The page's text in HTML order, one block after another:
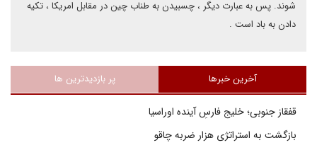
شوند. پس به عبارت دیگر ، چسبیدن به طناب چین در مقابل امریکا ، تکیه
دادن به باد است .
آخرین خبرها پر بازدیدترین ها
قفقاز جنوبی؛ خلیج فارسِ آینده اوراسیا
بازگشت به استراتژی هزار ضربه چاقو